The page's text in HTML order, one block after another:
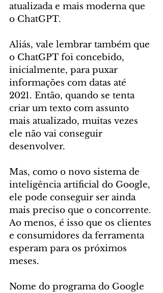
atualizada e mais moderna que
o ChatGPT.
Aliás, vale lembrar também que
o ChatGPT foi concebido,
inicialmente, para puxar
informações com datas até
2021. Então, quando se tenta
criar um texto com assunto
mais atualizado, muitas vezes
ele não vai conseguir
desenvolver.
Mas, como o novo sistema de
inteligência artificial do Google,
ele pode conseguir ser ainda
mais preciso que o concorrente.
Ao menos, é isso que os clientes
e consumidores da ferramenta
esperam para os próximos
meses.
Nome do programa do Google